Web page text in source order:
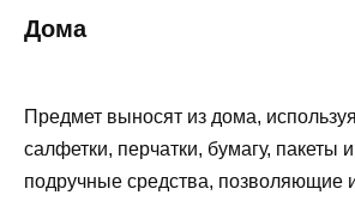
Дома
Предмет выносят из дома, используя
салфетки, перчатки, бумагу, пакеты
подручные средства, позволяющие